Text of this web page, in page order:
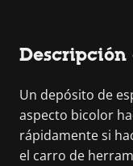
Descripción
Un depósito de
aspecto bicolor
rápidamente si
el carro de